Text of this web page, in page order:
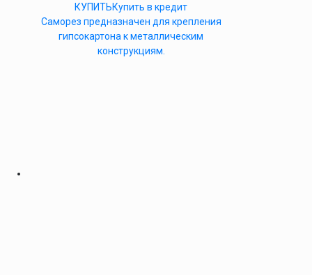
КУПИТЬКупить в кредит
Саморез предназначен для крепления
гипсокартона к металлическим
конструкциям.